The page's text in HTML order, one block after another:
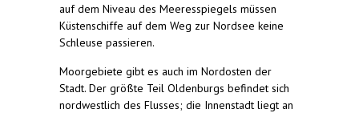
auf dem Niveau des Meeresspiegels müssen
Küstenschiffe auf dem Weg zur Nordsee keine
Schleuse passieren.
Moorgebiete gibt es auch im Nordosten der
Stadt. Der größte Teil Oldenburgs befindet sich
nordwestlich des Flusses; die Innenstadt liegt an